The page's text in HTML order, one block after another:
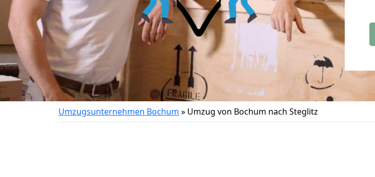
Umzugsunternehmen Bochum » Umzug von Bochum nach Steglitz